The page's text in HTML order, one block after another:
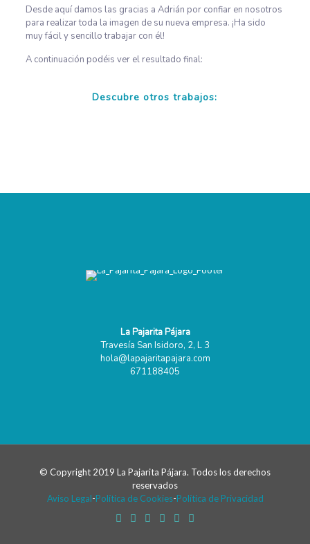
Desde aquí damos las gracias a Adrián por confiar en nosotros
para realizar toda la imagen de su nueva empresa. ¡Ha sido
muy fácil y sencillo trabajar con él!
A continuación podéis ver el resultado final:
Descubre otros trabajos:
La Pajarita Pájara
Travesía San Isidoro, 2, L 3
hola@lapajaritapajara.com
671188405
© Copyright 2019 La Pajarita Pájara. Todos los derechos
reservados
Aviso Legal-Política de Cookies-Política de Privacidad